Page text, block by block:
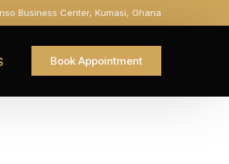
Business Center, Kumasi, Ghana
Book Appointment